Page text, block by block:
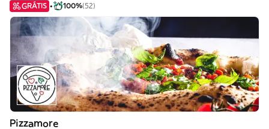
GRÁTIS 100%(52)
Pizzamore